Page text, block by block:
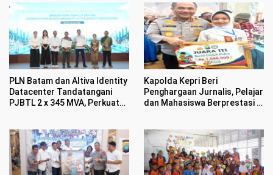
Digitalisasi & Sustainability
PLN Batam dan Altiva Identity
Datacenter Tandatangani
PJBTL 2 x 345 MVA, Perkuat
Kapolda Kepri Beri
Penghargaan Jurnalis, Pelajar
dan Mahasiswa Berprestasi di